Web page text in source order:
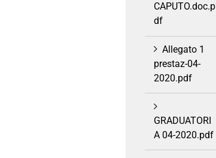
CAPUTO.doc.p
df
Allegato 1
prestaz-04-
2020.pdf
GRADUATORI
A 04-2020.pdf